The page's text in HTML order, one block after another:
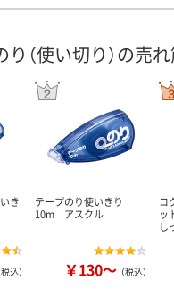
り（使い切り）の売
き
税込）
テープのり使いきり
10m アスクル
￥130～ （税込）
コ
ッ
し